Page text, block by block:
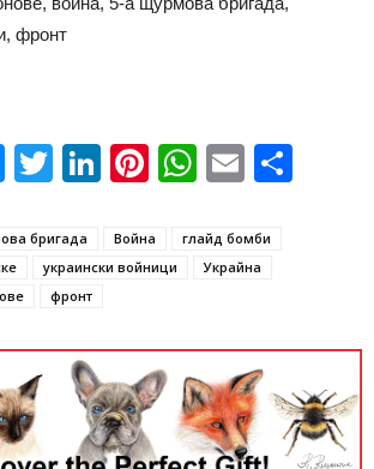
фронт
Messenger
Twitter
LinkedIn
Pinterest
WhatsApp
Email
бригада Война
глайд бомби
украински войници
Украйна
фронт